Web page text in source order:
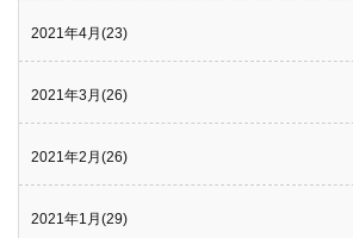
2021年4月(23)
2021年3月(26)
2021年2月(26)
2021年1月(29)